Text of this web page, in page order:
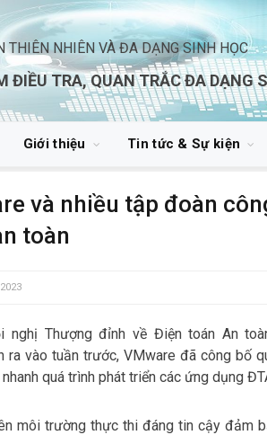
THIÊN NHIÊN VÀ ĐA DẠNG SINH HỌC
ĐIỀU TRA, QUAN TRẮC ĐA DẠNG
Giới thiệu Tin tức & Sự kiện
và nhiều tập đoàn
toàn
nghị Thượng đỉnh về Điện toán An
ra vào tuần trước, VMware đã công bố
quá trình phát triển các ứng dụng
môi trường thực thi đáng tin cậy đảm